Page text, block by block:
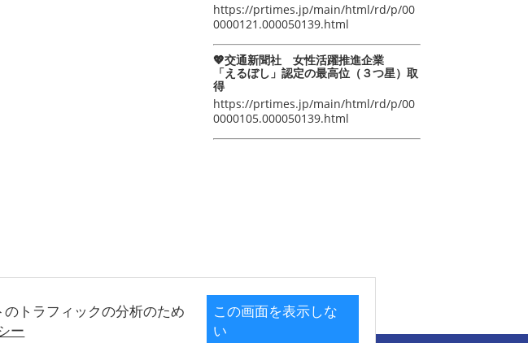
トラフィックの分析のため
ー
この画面を表示しな
い
https://prtimes.jp/main/html/rd/p/00
0000121.000050139.html
💖交通新聞社 女性活躍推進企業
「えるぼし」認定の最高位（３つ星）取
得
https://prtimes.jp/main/html/rd/p/00
0000105.000050139.html